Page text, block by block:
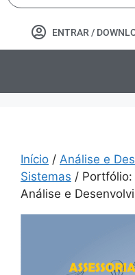
ENTRAR /
Início / Análise e
Sistemas / Portfólio:
Análise e